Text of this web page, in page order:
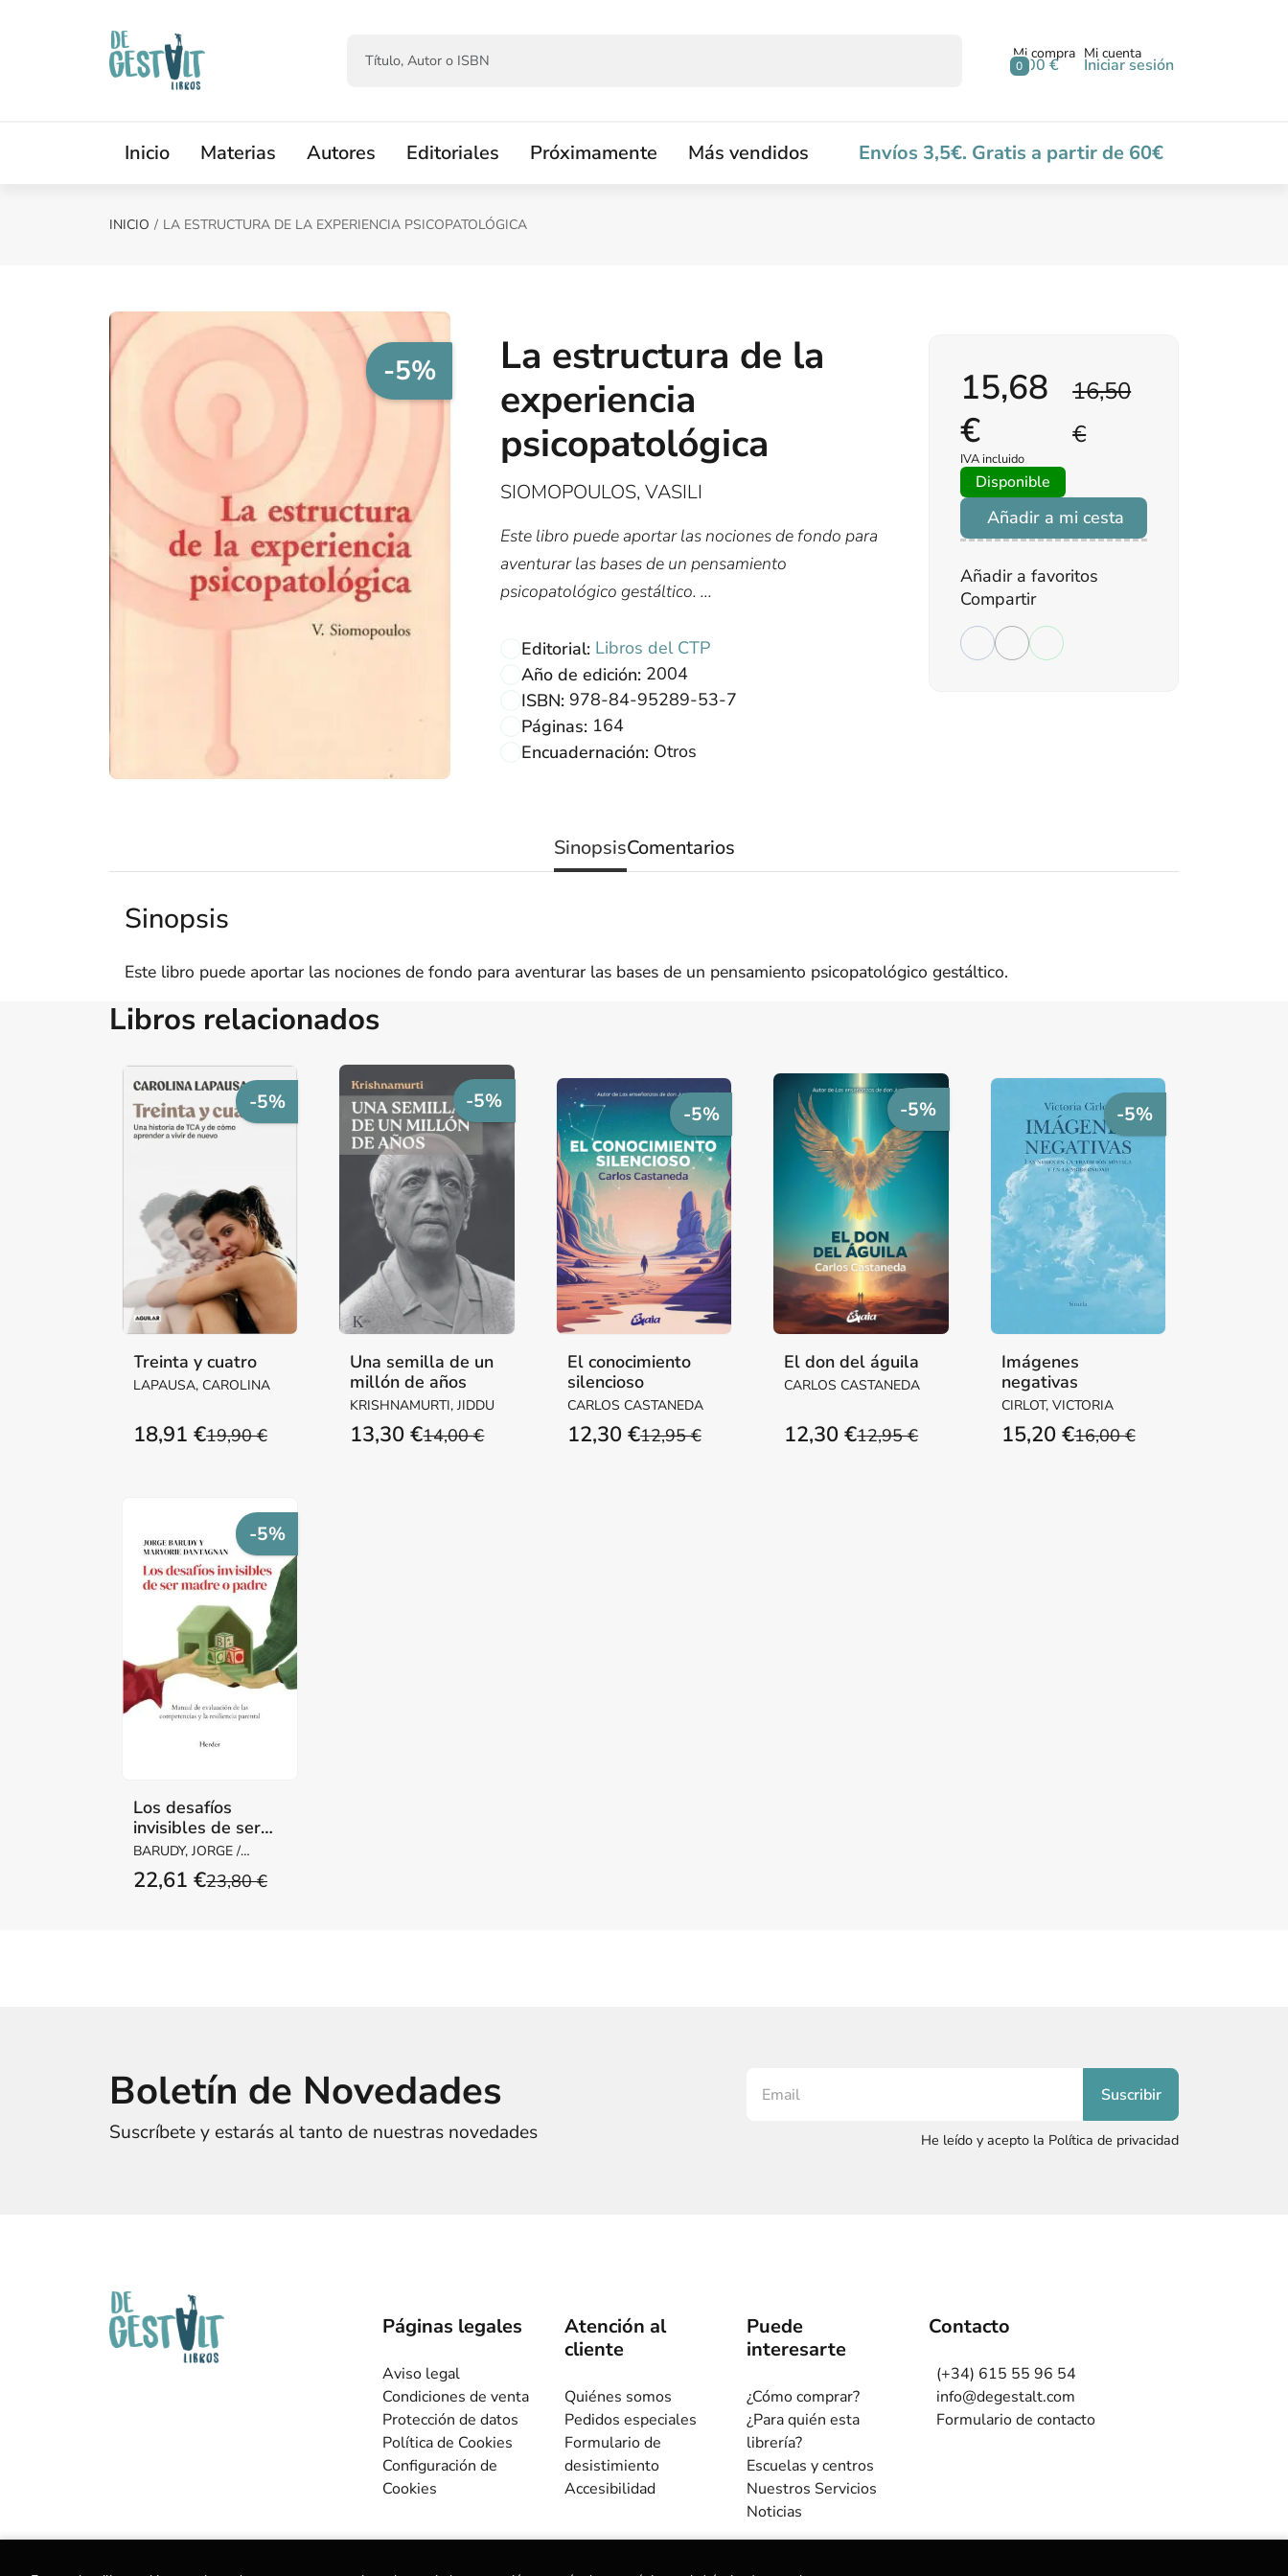
0
Mi compra
0,00 €
Mi cuenta
Iniciar sesión
Inicio Materias Autores Editoriales Próximamente Más vendidos Envíos 3,5€. Gratis a partir de 60€
INICIO LA ESTRUCTURA DE LA EXPERIENCIA PSICOPATOLÓGICA
-5%
La estructura de la
experiencia
psicopatológica
SIOMOPOULOS, VASILI
Este libro puede aportar las nociones de fondo para
aventurar las bases de un pensamiento
psicopatológico gestáltico. ...
Editorial: Libros del CTP
Año de edición: 2004
ISBN: 978-84-95289-53-7
Páginas: 164
Encuadernación: Otros
16,50
€
15,68
€
IVA incluido
Disponible
Añadir a mi cesta
Añadir a favoritos
Compartir
SinopsisComentarios
Sinopsis
Este libro puede aportar las nociones de fondo para aventurar las bases de un pensamiento psicopatológico gestáltico.
Libros relacionados
-5%
Treinta y cuatro
LAPAUSA, CAROLINA
19,90 €
18,91 €
-5%
Una semilla de un
millón de años
KRISHNAMURTI, JIDDU
14,00 €
13,30 €
-5%
El conocimiento
silencioso
CARLOS CASTANEDA
12,95 €
12,30 €
-5%
El don del águila
CARLOS CASTANEDA
12,95 €
12,30 €
-5%
Imágenes
negativas
CIRLOT, VICTORIA
16,00 €
15,20 €
-5%
Los desafíos
invisibles de ser
madre o padre
BARUDY, JORGE /
DANTAGNAN,
MARYORIE 23,80 €
22,61 €
Boletín de Novedades
Suscríbete y estarás al tanto de nuestras novedades He leído y acepto la Política de privacidad
Páginas legales
Aviso legal
Condiciones de venta
Protección de datos
Política de Cookies
Configuración de
Cookies
Atención al
cliente
Quiénes somos
Pedidos especiales
Formulario de
desistimiento
Accesibilidad
Puede
interesarte
¿Cómo comprar?
¿Para quién esta
librería?
Escuelas y centros
Nuestros Servicios
Noticias
Contacto
(+34) 615 55 96 54
info@degestalt.com
Formulario de contacto